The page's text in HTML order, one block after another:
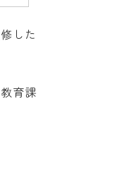
した
育課